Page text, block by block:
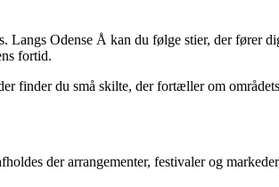
Langs Odense Å kan du følge stier, der fører
fortid.
finder du små skilte, der fortæller om
der arrangementer, festivaler og